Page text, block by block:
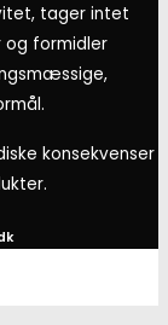
tager intet
og formidler
konsekvenser